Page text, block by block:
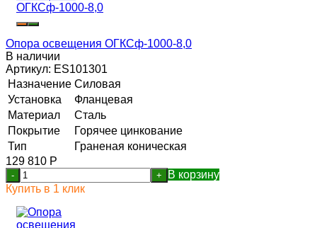
Опора освещения ОГКСф-1000-8,0
В наличии
Артикул: ES101301
Назначение Силовая
Установка
Фланцевая
Материал
Сталь
Покрытие
Горячее цинкование
Тип
Граненая коническая
129 810 Р
- +
В корзину
Купить в 1 клик